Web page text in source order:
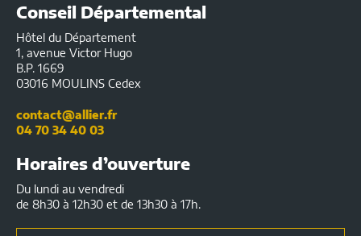
Conseil Départemental
Hôtel du Département
1, avenue Victor Hugo
B.P. 1669
03016 MOULINS Cedex
contact@allier.fr
04 70 34 40 03
Horaires d’ouverture
Du lundi au vendredi
de 8h30 à 12h30 et de 13h30 à 17h.